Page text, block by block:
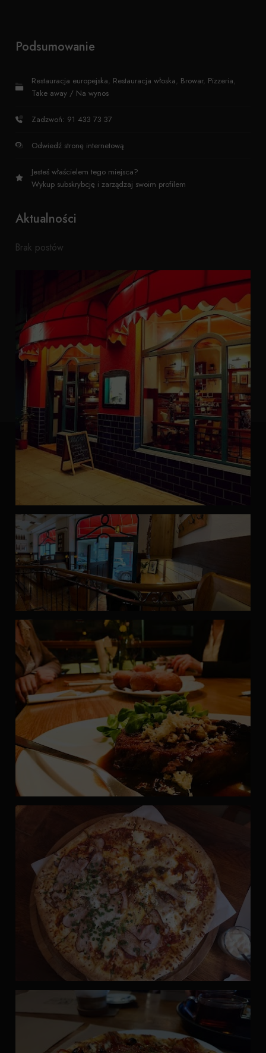
Podsumowanie
Restauracja europejska, Restauracja włoska, Browar, Pizzeria,
Take away / Na wynos
Zadzwoń: 91 433 73 37
Odwiedź stronę internetową
Jesteś właścielem tego miejsca?
Wykup subskrybcję i zarządzaj swoim profilem
Aktualności
Brak postów